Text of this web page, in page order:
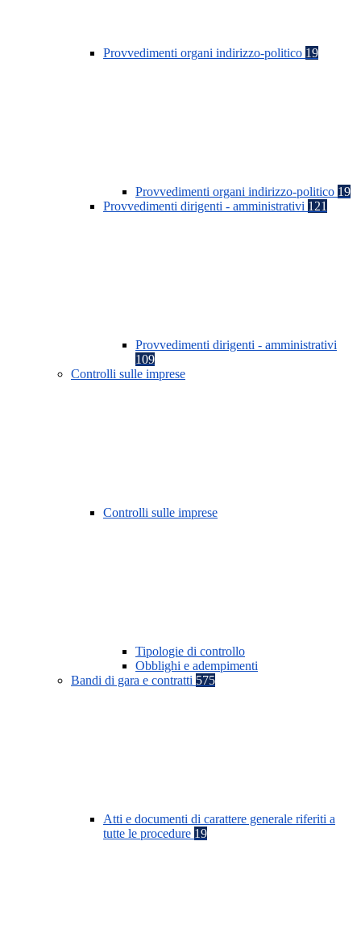
Provvedimenti organi indirizzo-politico 19
Provvedimenti organi indirizzo-politico 19
Provvedimenti dirigenti - amministrativi 121
Provvedimenti dirigenti - amministrativi
109
Controlli sulle imprese
Controlli sulle imprese
Tipologie di controllo
Obblighi e adempimenti
Bandi di gara e contratti 575
Atti e documenti di carattere generale riferiti a
tutte le procedure 19